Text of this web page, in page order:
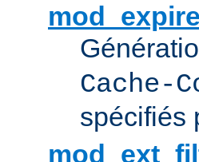
Cache-
spécifiés